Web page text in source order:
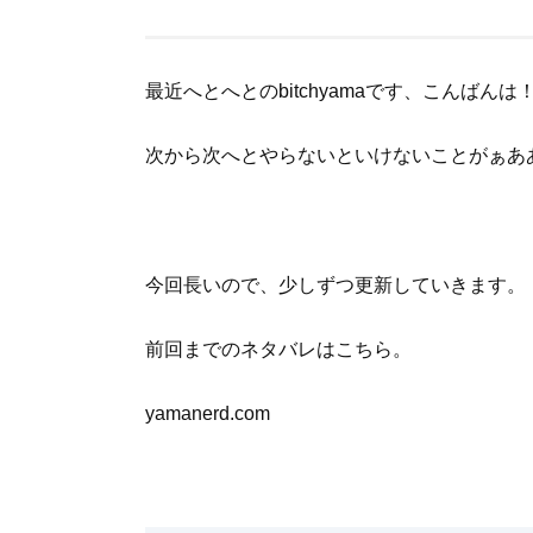
最近へとへとのbitchyamaです、こんばんは！
次から次へとやらないといけないことがぁあ
今回長いので、少しずつ更新していきます。
前回までのネタバレはこちら。
yamanerd.com